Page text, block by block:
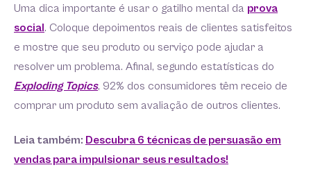
Uma dica importante é usar o gatilho mental da prova
social. Coloque depoimentos reais de clientes satisfeitos
e mostre que seu produto ou serviço pode ajudar a
resolver um problema. Afinal, segundo estatísticas do
Exploding Topics, 92% dos consumidores têm receio de
comprar um produto sem avaliação de outros clientes.
Leia também: Descubra 6 técnicas de persuasão em
vendas para impulsionar seus resultados!